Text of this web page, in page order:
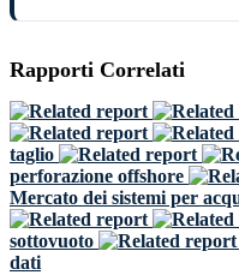
Rapporti Correlati
taglio
perforazione offshore
Mercato dei sistemi per
sottovuoto
dati